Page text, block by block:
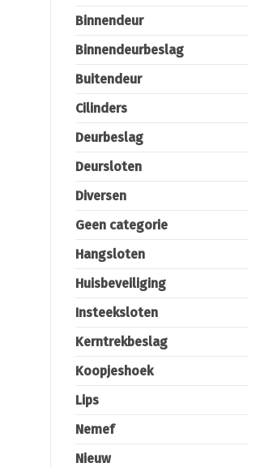
Binnendeur
Binnendeurbeslag
Buitendeur
Cilinders
Deurbeslag
Deursloten
Diversen
Geen categorie
Hangsloten
Huisbeveiliging
Insteeksloten
Kerntrekbeslag
Koopjeshoek
Lips
Nemef
Nieuw